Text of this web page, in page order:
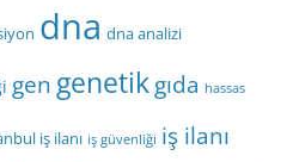
dna dna analizi
gen genetikgıda hassas
iş ilanı iş güvenliği iş ilanı